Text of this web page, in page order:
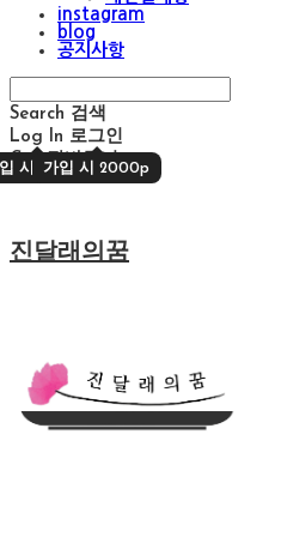
instagram
blog
공지사항
Search 검색
Log In
시 2000p
로그인
가입 시 2000p
Cart장바구니
진달래의꿈